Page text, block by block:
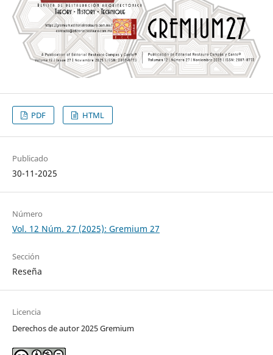
PDF HTML
Publicado
30-11-2025
Número
Vol. 12 Núm. 27 (2025): Gremium 27
Sección
Reseña
Licencia
Derechos de autor 2025 Gremium